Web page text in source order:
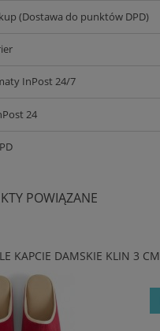
(Dostawa do punktów DPD)
InPost 24/7
24
POWIĄZANE
KAPCIE DAMSKIE KLIN 3